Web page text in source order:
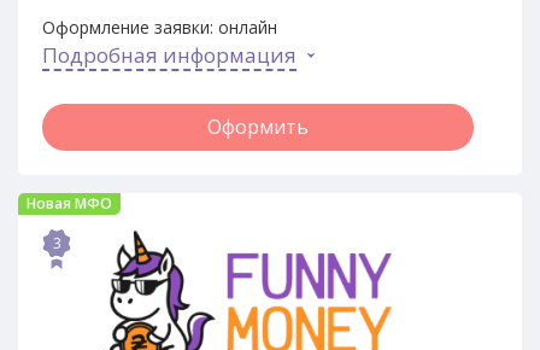
Оформление заявки: онлайн
Подробная информация
Оформить
Новая МФО
3